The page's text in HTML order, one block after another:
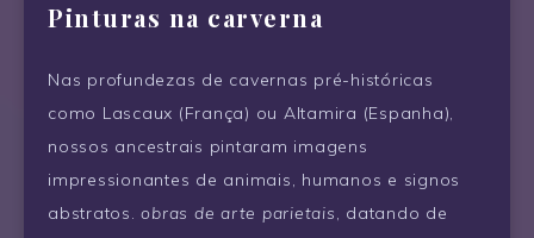
Pinturas na carverna
Nas profundezas de cavernas pré-históricas
como Lascaux (França) ou Altamira (Espanha),
nossos ancestrais pintaram imagens
impressionantes de animais, humanos e signos
abstratos.obras de arte parietais, datando de